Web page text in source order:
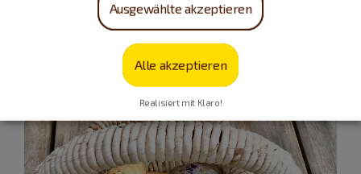
Ausgewählte akzeptieren
Alle akzeptieren
Realisiert mit Klaro!